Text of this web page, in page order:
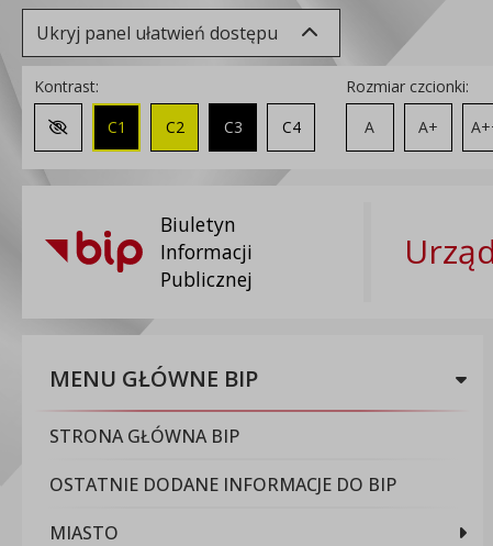
Ukryj panel ułatwień dostępu
Kontrast:
Zmień kontrast na domyślny
C1 C2 C3 C4
Rozmiar czcionki:
A
A+
Biuletyn
Informacji
Publicznej
MENU GŁÓWNE BIP
STRONA GŁÓWNA BIP
OSTATNIE DODANE INFORMACJE DO BIP
MIASTO